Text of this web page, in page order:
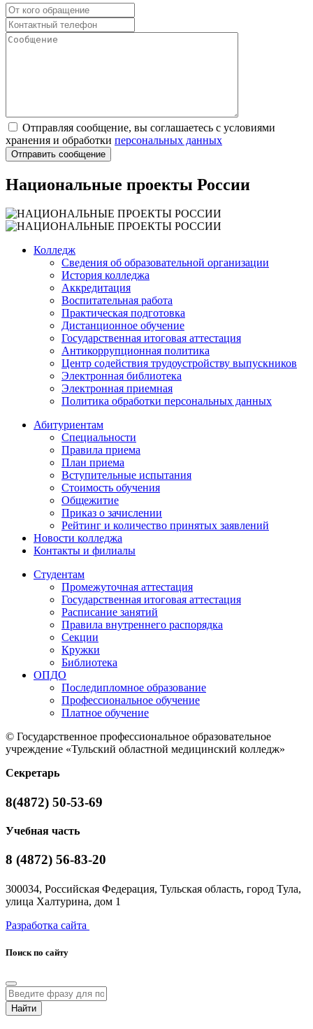
Отправляя сообщение, вы соглашаетесь с условиями
хранения и обработки персональных данных
Национальные проекты России
Колледж
Сведения об образовательной организации
История колледжа
Аккредитация
Воспитательная работа
Практическая подготовка
Дистанционное обучение
Государственная итоговая аттестация
Антикоррупционная политика
Центр содействия трудоустройству выпускников
Электронная библиотека
Электронная приемная
Политика обработки персональных данных
Абитуриентам
Специальности
Правила приема
План приема
Вступительные испытания
Стоимость обучения
Общежитие
Приказ о зачислении
Рейтинг и количество принятых заявлений
Новости колледжа
Контакты и филиалы
Студентам
Промежуточная аттестация
Государственная итоговая аттестация
Расписание занятий
Правила внутреннего распорядка
Секции
Кружки
Библиотека
ОПДО
Последипломное образование
Профессиональное обучение
Платное обучение
© Государственное профессиональное образовательное
учреждение «Тульский областной медицинский колледж»
Секретарь
8(4872) 50-53-69
Учебная часть
8 (4872) 56-83-20
300034, Российская Федерация, Тульская область, город Тула,
улица Халтурина, дом 1
Разработка сайта
Поиск по сайту
Найти